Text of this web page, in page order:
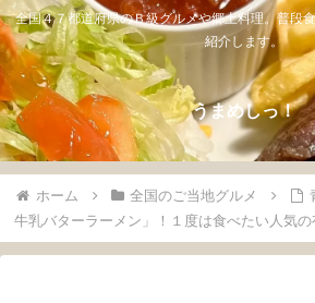
全国４７都道府県のＢ級グルメや郷土料理。普段
紹介します。
うまめしっ！
ホーム 全国のご当地グルメ
牛乳バターラーメン」！１度は食べたい人気